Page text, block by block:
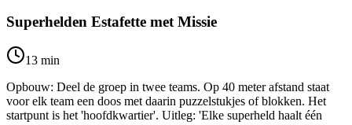
Superhelden Estafette met Missie
13 min
Opbouw: Deel de groep in twee teams. Op 40 meter afstand staat
voor elk team een doos met daarin puzzelstukjes of blokken. Het
startpunt is het 'hoofdkwartier'. Uitleg: 'Elke superheld haalt één